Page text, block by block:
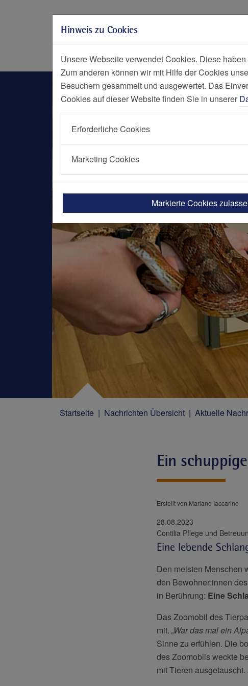
Zum Seitenende springen
Menü Social Media
Nachrichten Detailseite
Startseite Nachrichten Übersicht Aktuelle
Ein
Erstellt von Mariano Iaccarino
28.08.2023
Eine lebende
Den meisten Menschen
den Bewohner:innen des
in Berührung: Eine
Das Zoomobil des
mit. „War das mal ein
Sinne zu erfühlen. Die
des Zoomobils weckte
mit Tieren
Hinweis zu Cookies
Unsere Webseite verwendet Cookies. Diese
Zum anderen können wir mit Hilfe der Cookies
Besuchern gesammelt und ausgewertet. Das
Cookies auf dieser Website finden Sie in unserer
Erforderliche Cookies
Marketing Cookies
Markierte Cookies